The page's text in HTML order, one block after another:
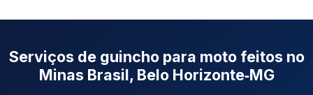
Serviços de guincho para moto feitos no
Minas Brasil, Belo Horizonte‑MG